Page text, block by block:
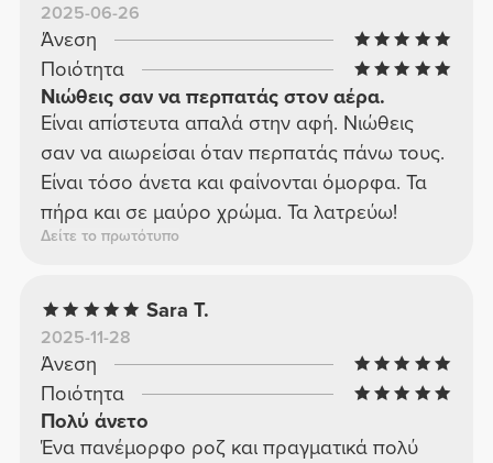
2025-06-26
Άνεση
Ποιότητα
Νιώθεις σαν να περπατάς στον αέρα.
Είναι απίστευτα απαλά στην αφή. Νιώθεις
σαν να αιωρείσαι όταν περπατάς πάνω τους.
Είναι τόσο άνετα και φαίνονται όμορφα. Τα
πήρα και σε μαύρο χρώμα. Τα λατρεύω!
Δείτε το πρωτότυπο
Sara T.
2025-11-28
Άνεση
Ποιότητα
Πολύ άνετο
Ένα πανέμορφο ροζ και πραγματικά πολύ